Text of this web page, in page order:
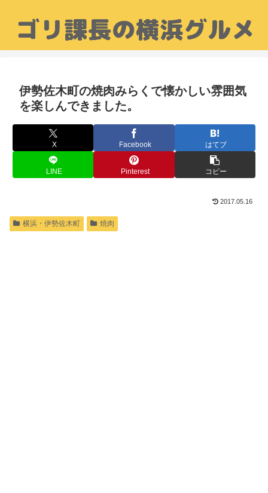
伊勢佐木町の焼肉みらくで懐かしい雰囲気
を楽しんできました。
X Facebook はてブ
LINE Pinterest コピー
2017.05.16
横浜・伊勢佐木町 焼肉